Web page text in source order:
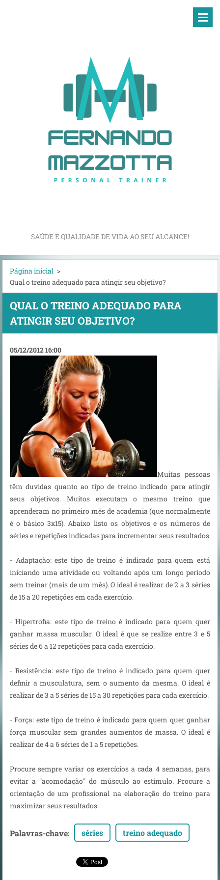
SAÚDE E QUALIDADE DE VIDA AO SEU ALCANCE!
Página inicial >
Qual o treino adequado para atingir seu objetivo?
QUAL O TREINO ADEQUADO PARA
ATINGIR SEU OBJETIVO?
05/12/2012 16:00
Muitas pessoas
têm duvidas quanto ao tipo de treino indicado para atingir
seus objetivos. Muitos executam o mesmo treino que
aprenderam no primeiro mês de academia (que normalmente
é o básico 3x15). Abaixo listo os objetivos e os números de
séries e repetições indicadas para incrementar seus resultados
- Adaptação: este tipo de treino é indicado para quem está
iniciando uma atividade ou voltando após um longo período
sem treinar (mais de um mês). O ideal é realizar de 2 a 3 séries
de 15 a 20 repetições em cada exercício.
- Hipertrofia: este tipo de treino é indicado para quem quer
ganhar massa muscular. O ideal é que se realize entre 3 e 5
séries de 6 a 12 repetições para cada exercício.
- Resistência: este tipo de treino é indicado para quem quer
definir a musculatura, sem o aumento da mesma. O ideal é
realizar de 3 a 5 séries de 15 a 30 repetições para cada exercício.
- Força: este tipo de treino é indicado para quem quer ganhar
força muscular sem grandes aumentos de massa. O ideal é
realizar de 4 a 6 séries de 1 a 5 repetições.
Procure sempre variar os exercícios a cada 4 semanas, para
evitar a "acomodação" do músculo ao estímulo. Procure a
orientação de um profissional na elaboração do treino para
maximizar seus resultados.
Palavras-chave: séries treino adequado